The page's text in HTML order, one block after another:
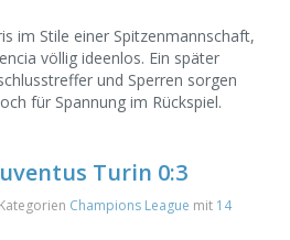
im Stile einer Spitzenmannschaft,
völlig ideenlos. Ein später
und Sperren sorgen
für Spannung im Rückspiel.
Turin 0:3
Champions League mit 14